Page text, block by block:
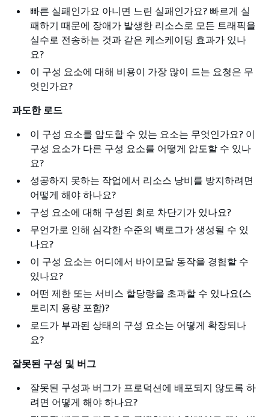
빠른 실패인가요 아니면 느린 실패인가요? 빠르게 실
패하기 때문에 장애가 발생한 리소스로 모든 트래픽을
실수로 전송하는 것과 같은 케스케이딩 효과가 있나
요?
이 구성 요소에 대해 비용이 가장 많이 드는 요청은 무
엇인가요?
과도한 로드
이 구성 요소를 압도할 수 있는 요소는 무엇인가요? 이
구성 요소가 다른 구성 요소를 어떻게 압도할 수 있나
요?
성공하지 못하는 작업에서 리소스 낭비를 방지하려면
어떻게 해야 하나요?
구성 요소에 대해 구성된 회로 차단기가 있나요?
무언가로 인해 심각한 수준의 백로그가 생성될 수 있
나요?
이 구성 요소는 어디에서 바이모달 동작을 경험할 수
있나요?
어떤 제한 또는 서비스 할당량을 초과할 수 있나요(스
토리지 용량 포함)?
로드가 부과된 상태의 구성 요소는 어떻게 확장되나
요?
잘못된 구성 및 버그
잘못된 구성과 버그가 프로덕션에 배포되지 않도록 하
려면 어떻게 해야 하나요?